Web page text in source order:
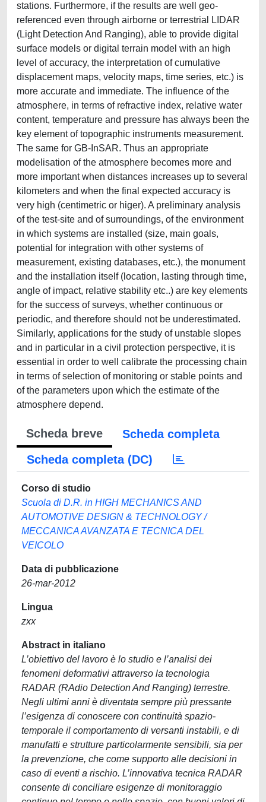
stations. Furthermore, if the results are well geo-
referenced even through airborne or terrestrial LIDAR
(Light Detection And Ranging), able to provide digital
surface models or digital terrain model with an high
level of accuracy, the interpretation of cumulative
displacement maps, velocity maps, time series, etc.) is
more accurate and immediate. The influence of the
atmosphere, in terms of refractive index, relative water
content, temperature and pressure has always been the
key element of topographic instruments measurement.
The same for GB-InSAR. Thus an appropriate
modelisation of the atmosphere becomes more and
more important when distances increases up to several
kilometers and when the final expected accuracy is
very high (centimetric or higer). A preliminary analysis
of the test-site and of surroundings, of the environment
in which systems are installed (size, main goals,
potential for integration with other systems of
measurement, existing databases, etc.), the monument
and the installation itself (location, lasting through time,
angle of impact, relative stability etc..) are key elements
for the success of surveys, whether continuous or
periodic, and therefore should not be underestimated.
Similarly, applications for the study of unstable slopes
and in particular in a civil protection perspective, it is
essential in order to well calibrate the processing chain
in terms of selection of monitoring or stable points and
of the parameters upon which the estimate of the
atmosphere depend.
Scheda breve
Scheda completa
Scheda completa (DC)
Corso di studio
Scuola di D.R. in HIGH MECHANICS AND
AUTOMOTIVE DESIGN & TECHNOLOGY /
MECCANICA AVANZATA E TECNICA DEL
VEICOLO
Data di pubblicazione
26-mar-2012
Lingua
zxx
Abstract in italiano
L’obiettivo del lavoro è lo studio e l’analisi dei
fenomeni deformativi attraverso la tecnologia
RADAR (RAdio Detection And Ranging) terrestre.
Negli ultimi anni è diventata sempre più pressante
l’esigenza di conoscere con continuità spazio-
temporale il comportamento di versanti instabili, e di
manufatti e strutture particolarmente sensibili, sia per
la prevenzione, che come supporto alle decisioni in
caso di eventi a rischio. L’innovativa tecnica RADAR
consente di conciliare esigenze di monitoraggio